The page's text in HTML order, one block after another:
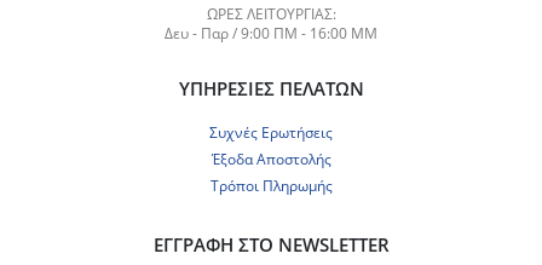
ΏΡΕΣ ΛΕΙΤΟΥΡΓΊΑΣ:
Δευ - Παρ / 9:00 ΠΜ - 16:00 ΜΜ
ΥΠΗΡΕΣΊΕΣ ΠΕΛΑΤΏΝ
Συχνές Ερωτήσεις
Έξοδα Αποστολής
Τρόποι Πληρωμής
ΕΓΓΡΑΦΉ ΣΤΟ NEWSLETTER